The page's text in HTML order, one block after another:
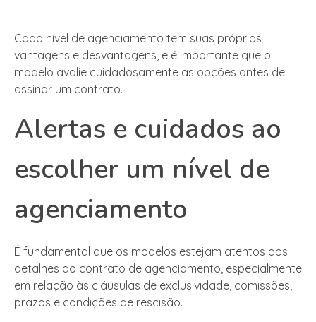
Cada nível de agenciamento tem suas próprias
vantagens e desvantagens, e é importante que o
modelo avalie cuidadosamente as opções antes de
assinar um contrato.
Alertas e cuidados ao
escolher um nível de
agenciamento
É fundamental que os modelos estejam atentos aos
detalhes do contrato de agenciamento, especialmente
em relação às cláusulas de exclusividade, comissões,
prazos e condições de rescisão.